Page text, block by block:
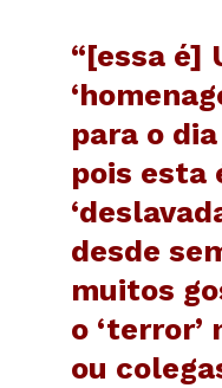
“[essa é]
para o
pois esta
desde
muitos
o ‘terror’
ou